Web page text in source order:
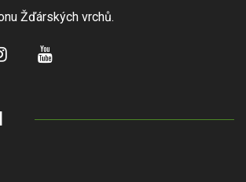
Žďárských vrchů.